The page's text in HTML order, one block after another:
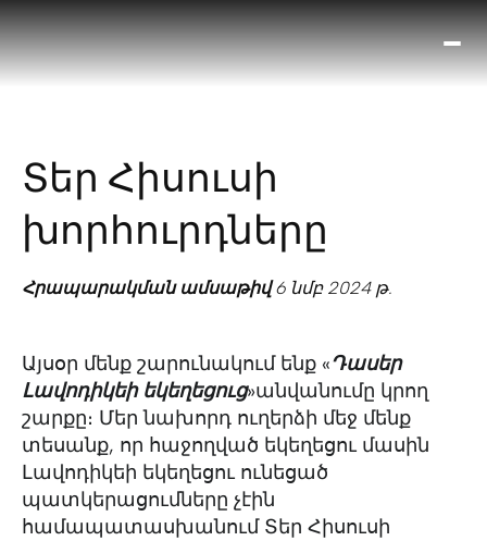
Տեր Հիսուսի
խորհուրդները
Հրապարակման ամսաթիվ6 նմբ 2024 թ.
Այսօր մենք շարունակում ենք «Դասեր
Լավոդիկեի եկեղեցուց»անվանումը կրող
շարքը։ Մեր նախորդ ուղերձի մեջ մենք
տեսանք, որ հաջողված եկեղեցու մասին
Լավոդիկեի եկեղեցու ունեցած
պատկերացումները չէին
համապատասխանում Տեր Հիսուսի